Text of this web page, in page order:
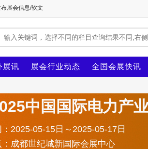
展会信息/软文
展讯 展会行业动态 全国会展快讯
中国国际电力产
2025-05-15日～2025-05-17日
：成都世纪城新国际会展中心